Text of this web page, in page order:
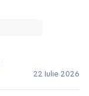
22 Iulie 2026